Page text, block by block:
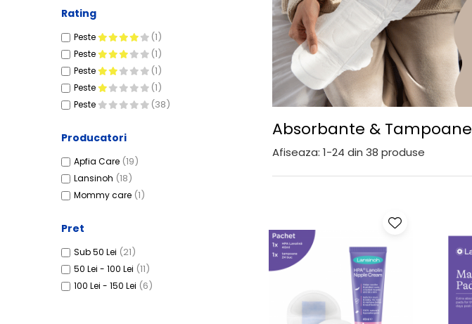
Buontempo
Pasta Roma
Scutece & Servetele
Detergenti
Tine insectele la distanta
Jucarii de baie
Centre de joaca
Alimente fara gluten
Crackers & Paine uscata
Amestecuri pentru desert
Faina & Amestecuri
Absorbante & Tampoane
Rating
Peste (1)
Peste (1)
Peste (1)
Peste (1)
Peste (38)
Producatori
Apfia Care (19)
Lansinoh (18)
Mommy care (1)
Pret
Sub 50 Lei (21)
50 Lei - 100 Lei (11)
100 Lei - 150 Lei (6)
Afiseaza: 1-24 din 38 produse